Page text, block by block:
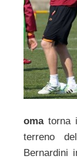
omatorna
terreno
Bernardini